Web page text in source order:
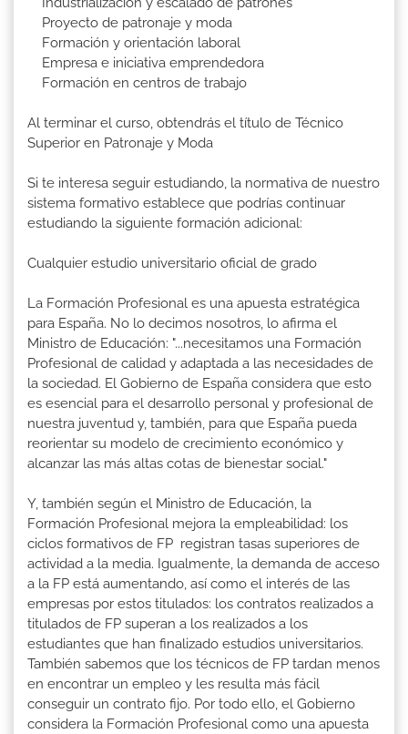
Proyecto de patronaje y moda
Formación y orientación laboral
Empresa e iniciativa emprendedora
Formación en centros de trabajo
Al terminar el curso, obtendrás el título de Técnico
Superior en Patronaje y Moda
Si te interesa seguir estudiando, la normativa de nuestro
sistema formativo establece que podrías continuar
estudiando la siguiente formación adicional:
Cualquier estudio universitario oficial de grado
La Formación Profesional es una apuesta estratégica
para España. No lo decimos nosotros, lo afirma el
Ministro de Educación: "...necesitamos una Formación
Profesional de calidad y adaptada a las necesidades de
la sociedad. El Gobierno de España considera que esto
es esencial para el desarrollo personal y profesional de
nuestra juventud y, también, para que España pueda
reorientar su modelo de crecimiento económico y
alcanzar las más altas cotas de bienestar social."
Y, también según el Ministro de Educación, la
Formación Profesional mejora la empleabilidad: los
ciclos formativos de FP registran tasas superiores de
actividad a la media. Igualmente, la demanda de acceso
a la FP está aumentando, así como el interés de las
empresas por estos titulados: los contratos realizados a
titulados de FP superan a los realizados a los
estudiantes que han finalizado estudios universitarios.
También sabemos que los técnicos de FP tardan menos
en encontrar un empleo y les resulta más fácil
conseguir un contrato fijo. Por todo ello, el Gobierno
considera la Formación Profesional como una apuesta